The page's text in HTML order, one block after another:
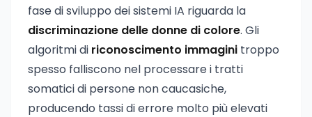
fase di sviluppo dei sistemi IA riguarda la
discriminazione delle donne di colore. Gli
algoritmi di riconoscimento immagini troppo
spesso falliscono nel processare i tratti
somatici di persone non caucasiche,
producendo tassi di errore molto più elevati